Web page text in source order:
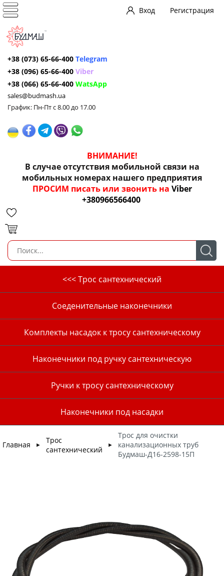
Вход Регистрация
+38 (073) 65-66-400 Telegram
+38 (096) 65-66-400 Viber
+38 (066) 65-66-400 WatsApp
sales@budmash.ua
График: Пн-Пт с 8.00 до 17.00
ВНИМАНИЕ!
В случае отсутствия мобильной связи на
мобильных номерах нашего предприятия
ПРОСИМ писать или звонить на Viber
+380966566400
<<< Трос сантехнический
Соеденительные наконечники
Комплекты насадок к тросу сантехническому
Наконечники под ручку сантехническую
Ручки к тросу сантехническому
Наконечники под насадки
Главная ►
Трос
сантехнический
►
Трос для очистки
канализационных труб
Будмаш-Д16-2598-15П